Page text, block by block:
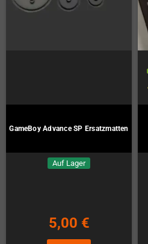
GameBoy Advance SP Ersatzmatten
Auf Lager
5,00 €